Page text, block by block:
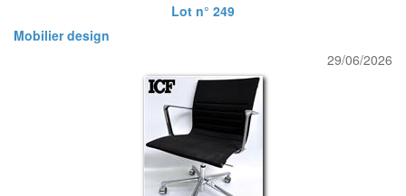
Lot n° 249
Mobilier design
29/06/2026